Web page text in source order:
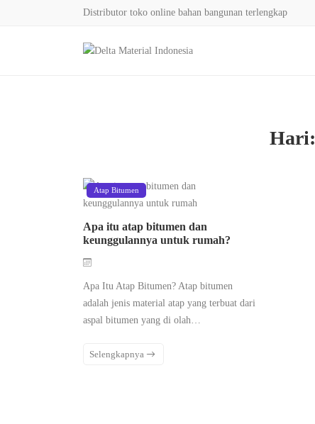
Distributor toko online bahan bangunan terlengkap
Hari:
Atap Bitumen
Apa itu atap bitumen dan
keunggulannya untuk rumah?
Apa Itu Atap Bitumen? Atap bitumen
adalah jenis material atap yang terbuat dari
aspal bitumen yang di olah…
Selengkapnya